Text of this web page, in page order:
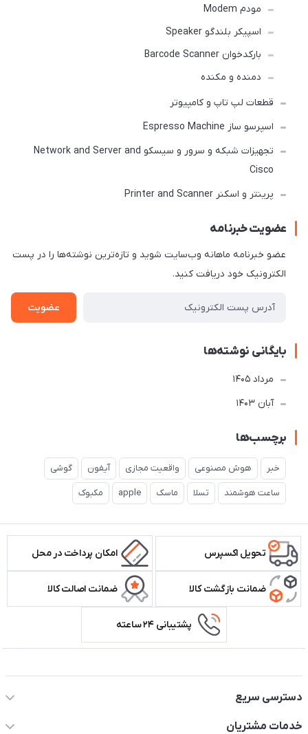
مودم Modem
اسپیکر بلندگو Speaker
بارکدخوان Barcode Scanner
دمنده و مکنده
قطعات لپ تاپ و کامپیوتر
اسپرسو ساز Espresso Machine
تجهیزات شبکه و سرور و سیسکو Network and Server and
Cisco
پرینتر و اسکنر Printer and Scanner
عضویت خبرنامه
عضو خبرنامه ماهانه وب‌سایت شوید و تازه‌ترین نوشته‌ها را در پست
الکترونیک خود دریافت کنید.
عضویت
بایگانی نوشته‌ها
مرداد 1405
آبان 1403
برچسب‌ها
خبر هوش مصنوعی واقعیت مجازی آیفون گوشی
ساعت هوشمند تسلا ماسک apple مکبوک
تحویل اکسپرس امکان پرداخت در محل
ضمانت بازگشت کالا ضمانت اصالت کالا
پشتیبانی ۲۴ ساعته
دسترسی سریع
حساب کاربری
خدمات مشتریان